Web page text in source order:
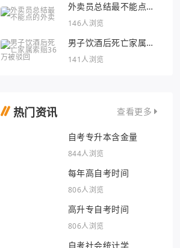
外卖员总结最不能点的
外卖
146人浏览
男子饮酒后死亡家属索
赔36万被驳回
141人浏览
热门资讯 查看更多
自考专升本含金量
844人浏览
每年高自考时间
806人浏览
高升专自考时间
806人浏览
自考社会统计学